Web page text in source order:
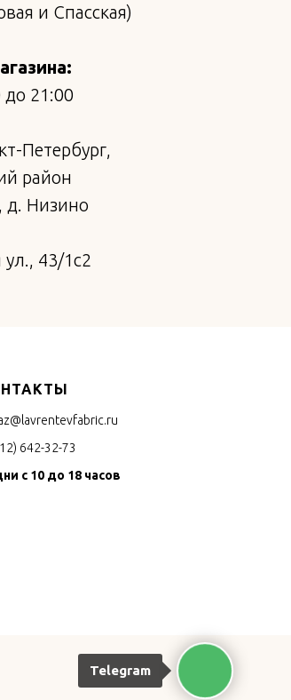
Telegram
и Спасская)
21:00
Петербург,
район
д. Низино
ул., 43/1с2
642-32-73
с 10 до 18 часов